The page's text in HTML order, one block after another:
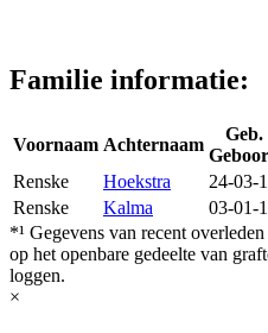
Familie informatie:
Voornaam Achternaam
Renske
Hoekstra 24-03-
Renske
Kalma 03-01-
*¹ Gegevens van recent
op het openbare gedeelte van
loggen.
×